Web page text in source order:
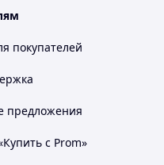
покупателей
предложения
с Prom»